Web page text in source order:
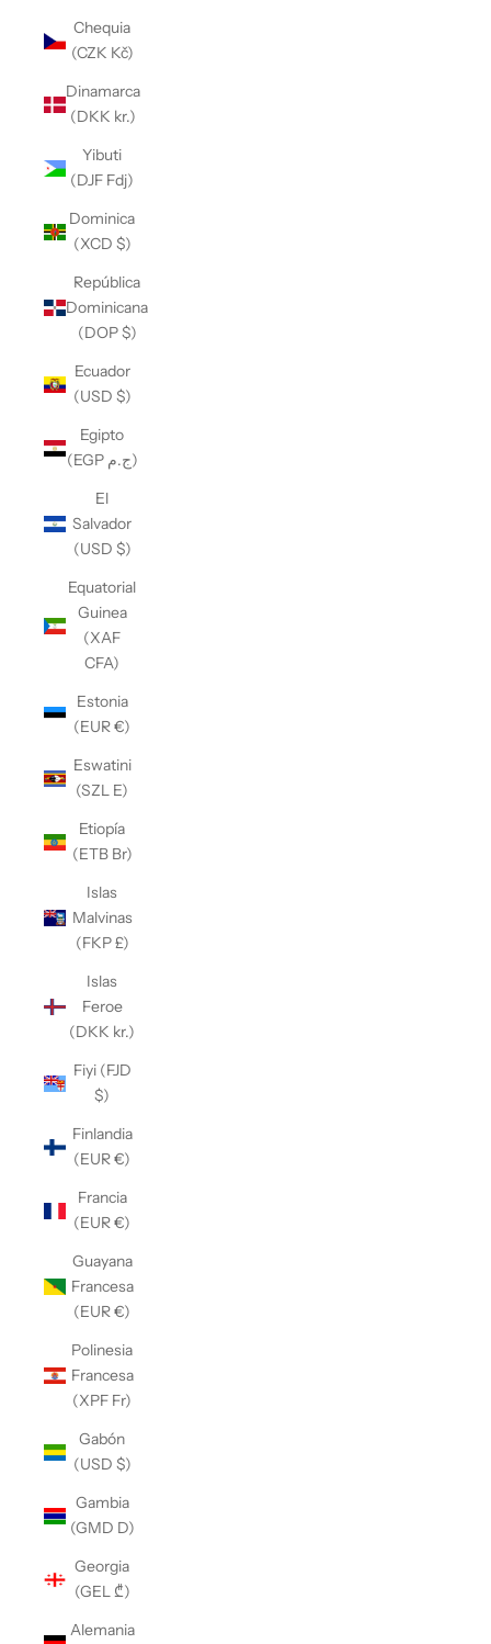
Chequia
(CZK Kč)
Dinamarca
(DKK kr.)
Yibuti
(DJF Fdj)
Dominica
(XCD $)
República
Dominicana
(DOP $)
Ecuador
(USD $)
Egipto
(EGP ج.م)
El
Salvador
(USD $)
Equatorial
Guinea
(XAF
CFA)
Estonia
(EUR €)
Eswatini
(SZL E)
Etiopía
(ETB Br)
Islas
Malvinas
(FKP £)
Islas
Feroe
(DKK kr.)
Fiyi (FJD
$)
Finlandia
(EUR €)
Francia
(EUR €)
Guayana
Francesa
(EUR €)
Polinesia
Francesa
(XPF Fr)
Gabón
(USD $)
Gambia
(GMD D)
Georgia
(GEL ₾)
Alemania